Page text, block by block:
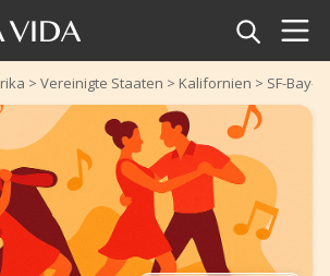
> Vereinigte Staaten > Kalifornien > SF-Bay-